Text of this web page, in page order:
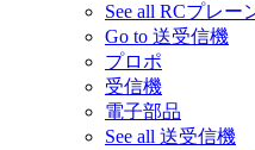
See all RCプレー
Go to 送受信機
プロポ
受信機
電子部品
See all 送受信機